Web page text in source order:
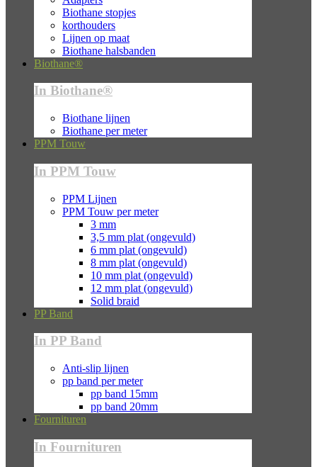
Biothane stopjes
korthouders
Lijnen op maat
Biothane halsbanden
Biothane®
In Biothane®
Biothane lijnen
Biothane per meter
PPM Touw
In PPM Touw
PPM Lijnen
PPM Touw per meter
3 mm
3,5 mm plat (ongevuld)
6 mm plat (ongevuld)
8 mm plat (ongevuld)
10 mm plat (ongevuld)
12 mm plat (ongevuld)
Solid braid
PP Band
In PP Band
Anti-slip lijnen
pp band per meter
pp band 15mm
pp band 20mm
Fournituren
In Fournituren